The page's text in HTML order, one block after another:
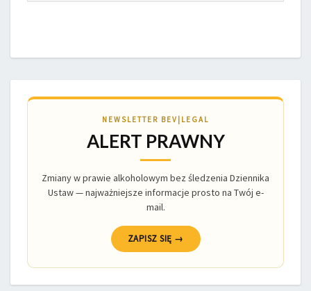
NEWSLETTER BEV|LEGAL
ALERT PRAWNY
Zmiany w prawie alkoholowym bez śledzenia Dziennika
Ustaw — najważniejsze informacje prosto na Twój e-
mail.
ZAPISZ SIĘ →